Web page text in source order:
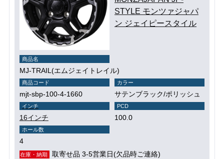
STYLE モンツァジャパ
ン ジェイピースタイル
商品名
MJ-TRAIL(エムジェイトレイル)
商品コード
mjt-sbp-100-4-1660
カラー
サテンブラック/ポリッシュ
インチ
16インチ
PCD
100.0
ホール数
4
在庫・納期 取寄せ品 3-5営業日(欠品時ご連絡)